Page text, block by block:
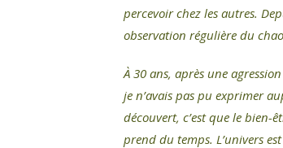
percevoir chez les autres.
observation régulière du
À 30 ans, après une
je n’avais pas pu exprimer
découvert, c’est que le
prend du temps. L’univers